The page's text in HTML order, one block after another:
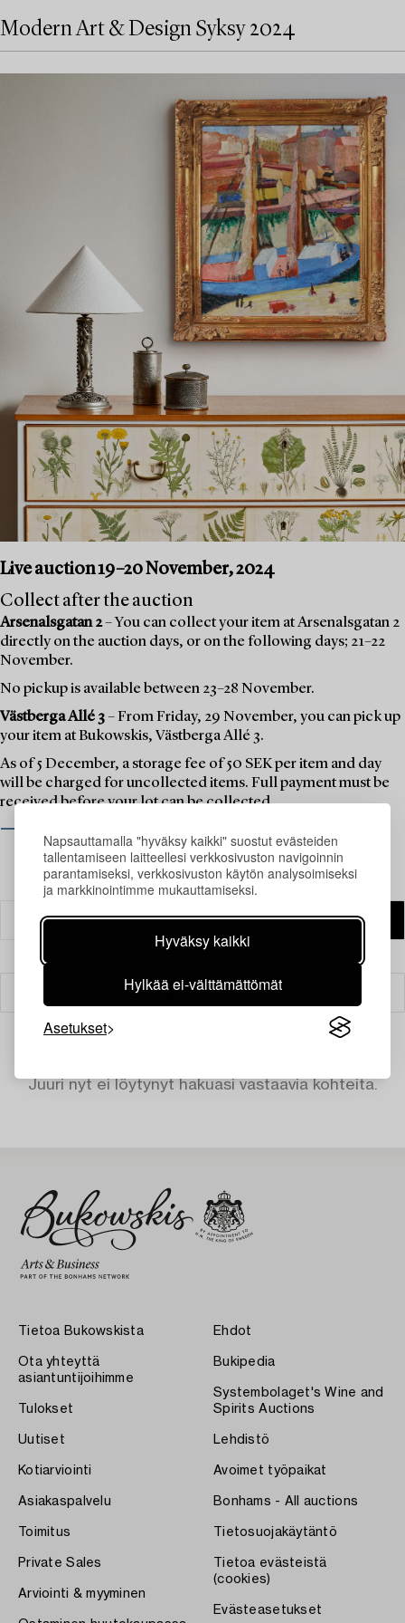
Napsauttamalla "hyväksy kaikki" suostut evästeiden
tallentamiseen laitteellesi verkkosivuston navigoinnin
parantamiseksi, verkkosivuston käytön analysoimiseksi
ja markkinointimme mukauttamiseksi.
Hyväksy kaikki
Hylkää ei-välttämättömät
Asetukset
Modern Art & Design Syksy 2024
Live auction 19–20 November, 2024
Collect after the auction
Arsenalsgatan 2– You can collect your item at Arsenalsgatan 2
directly on the auction days, or on the following days; 21–22
November.
No pickup is available between 23–28 November.
Västberga Allé 3– From Friday, 29 November, you can pick up
your item at Bukowskis, Västberga Allé 3.
As of 5 December, a storage fee of 50 SEK per item and day
will be charged for uncollected items. Full payment must be
received before your lot can be collected.
⟶ Opening hours
Suodatin
Juuri nyt ei löytynyt hakuasi vastaavia kohteita.
Tietoa Bukowskista
Ota yhteyttä
asiantuntijoihimme
Tulokset
Uutiset
Kotiarviointi
Asiakaspalvelu
Toimitus
Private Sales
Arviointi & myyminen
Ehdot
Bukipedia
Systembolaget's Wine and
Spirits Auctions
Lehdistö
Avoimet työpaikat
Bonhams - All auctions
Tietosuojakäytäntö
Tietoa evästeistä
(cookies)
Evästeasetukset